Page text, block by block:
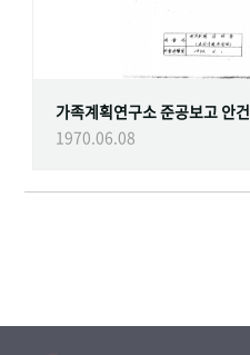
가족계획연구소 준공보고 안건
1970.06.08